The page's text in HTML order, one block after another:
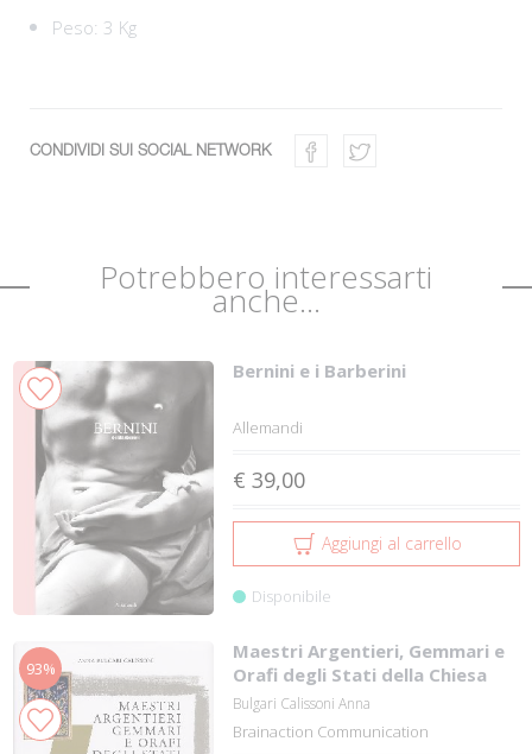
Peso: 3 Kg
CONDIVIDI SUI SOCIAL NETWORK
Potrebbero interessarti
anche...
Bernini e i Barberini
Allemandi
€ 39,00
Aggiungi al carrello
Disponibile
93%
Maestri Argentieri, Gemmari e
Orafi degli Stati della Chiesa
Bulgari Calissoni Anna
Brainaction Communication